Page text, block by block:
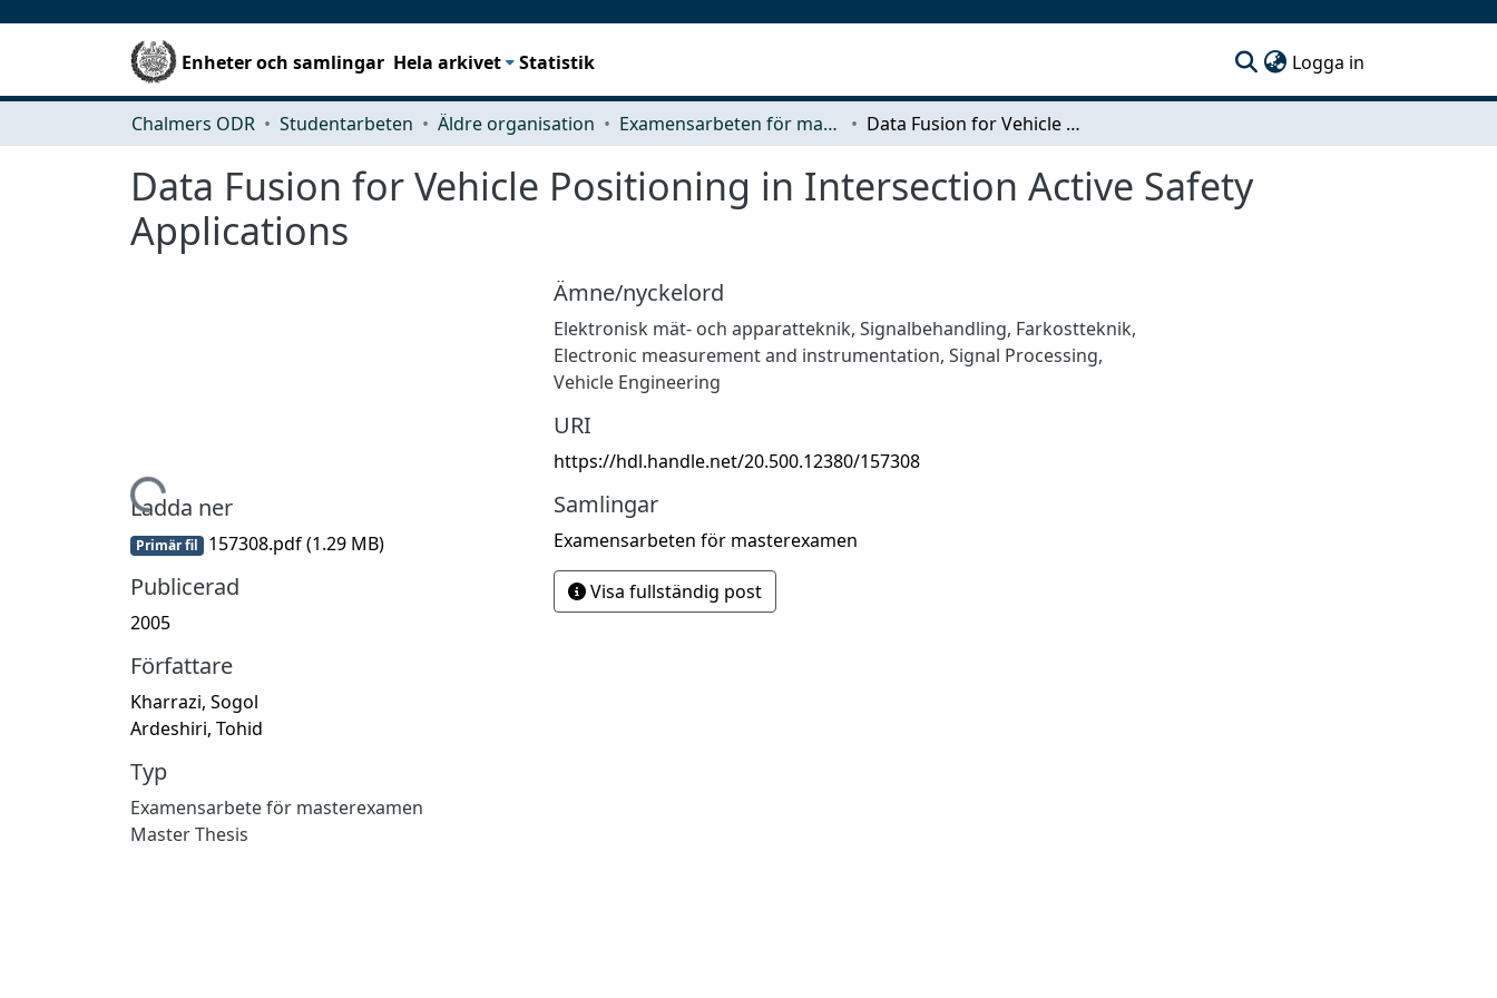
Enheter och samlingar Hela arkivet Statistik Logga in
Chalmers ODR Studentarbeten Äldre organisation Examensarbeten för masterexamen Data Fusion for Vehicle Positioning in Intersection Active Safety Applications
Data Fusion for Vehicle Positioning in Intersection Active Safety
Applications
Hämtar...
Ladda ner
Primär fil 157308.pdf(1.29 MB)
Publicerad
2005
Författare
Kharrazi, Sogol
Ardeshiri, Tohid
Typ
Examensarbete för masterexamen
Master Thesis
Ämne/nyckelord
Elektronisk mät- och apparatteknik, Signalbehandling, Farkostteknik,
Electronic measurement and instrumentation, Signal Processing,
Vehicle Engineering
URI
https://hdl.handle.net/20.500.12380/157308
Samlingar
Examensarbeten för masterexamen
Visa fullständig post